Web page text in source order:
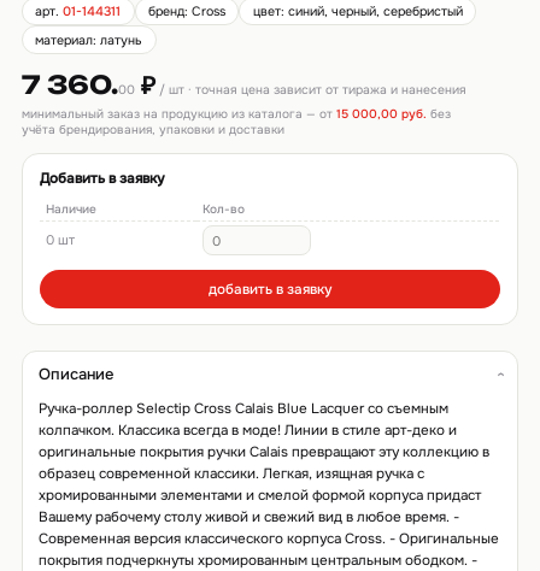
арт.01-144311 бренд: Cross
цвет: синий, черный, серебристый
материал: латунь
7 360.00₽/ шт · точная цена зависит от тиража и нанесения
минимальный заказ на продукцию из каталога — от 15 000,00 руб. без
учёта брендирования, упаковки и доставки
Добавить в заявку
Наличие Кол-во
0 шт
добавить в заявку
Описание
Ручка-роллер Selectip Cross Calais Blue Lacquer со съемным
колпачком. Классика всегда в моде! Линии в стиле арт-деко и
оригинальные покрытия ручки Calais превращают эту коллекцию в
образец современной классики. Легкая, изящная ручка с
хромированными элементами и смелой формой корпуса придаст
Вашему рабочему столу живой и свежий вид в любое время. -
Современная версия классического корпуса Cross. - Оригинальные
покрытия подчеркнуты хромированным центральным ободком. -